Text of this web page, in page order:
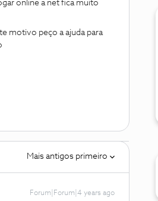
online a net fica muito
motivo peço a ajuda para
Mais antigos primeiro
Forum|Forum|4 years ago